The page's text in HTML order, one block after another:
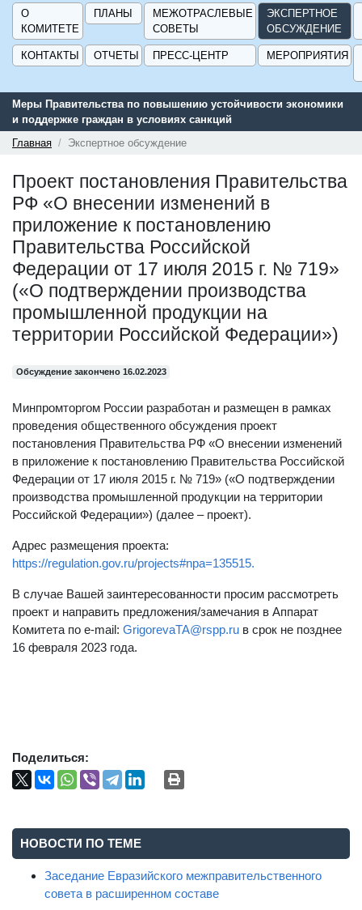
О
КОМИТЕТЕ
ПЛАНЫ
МЕЖОТРАСЛЕВЫЕ
СОВЕТЫ
ЭКСПЕРТНОЕ
ОБСУЖДЕНИЕ
КОНТАКТЫ ОТЧЕТЫ ПРЕСС-ЦЕНТР МЕРОПРИЯТИЯ
Меры Правительства по повышению устойчивости экономики
и поддержке граждан в условиях санкций
Главная
Экспертное обсуждение
Проект постановления Правительства
РФ «О внесении изменений в
приложение к постановлению
Правительства Российской
Федерации от 17 июля 2015 г. № 719»
(«О подтверждении производства
промышленной продукции на
территории Российской Федерации»)
Обсуждение закончено 16.02.2023
Минпромторгом России разработан и размещен в рамках
проведения общественного обсуждения проект
постановления Правительства РФ «О внесении изменений
в приложение к постановлению Правительства Российской
Федерации от 17 июля 2015 г. № 719» («О подтверждении
производства промышленной продукции на территории
Российской Федерации») (далее – проект).
Адрес размещения проекта:
https://regulation.gov.ru/projects#npa=135515.
В случае Вашей заинтересованности просим рассмотреть
проект и направить предложения/замечания в Аппарат
Комитета по e-mail: GrigorevaTA@rspp.ru в срок не позднее
16 февраля 2023 года.
Поделиться:
НОВОСТИ ПО ТЕМЕ
Заседание Евразийского межправительственного
совета в расширенном составе